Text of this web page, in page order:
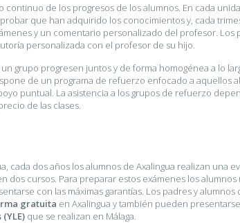
continuo de los progresos de los alumnos. En cada
que han adquirido los conocimientos y, cada
y un comentario personalizado del profesor. Los
personalizada con el profesor de su hijo.
grupo progresen juntos y de forma homogénea a lo
de un programa de refuerzo enfocado a aquellos
puntual. La asistencia a los grupos de refuerzo
de las clases.
cada dos años los alumnos de Axalingua realizan una
dos cursos. Para preparar estos exámenes los alumnos
con las máximas garantías. Los padres y alumnos
gratuita en Axalingua y también pueden
que se realizan en Málaga.